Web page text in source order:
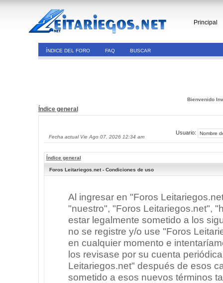
Principal
ÍNDICE DEL FORO FAQ BUSCAR
Bienvenido
Índice general
Fecha actual Vie Ago 07, 2026 12:34 am
Usuario:
Índice general
Foros Leitariegos.net - Condiciones de uso
Al ingresar en "Foros
"nuestro", "Foros Leitariegos.net",
estar legalmente sometido a los
no se registre y/o use "Foros
en cualquier momento e
los revisase por su cuenta
Leitariegos.net" después de esos
sometido a esos nuevos términos